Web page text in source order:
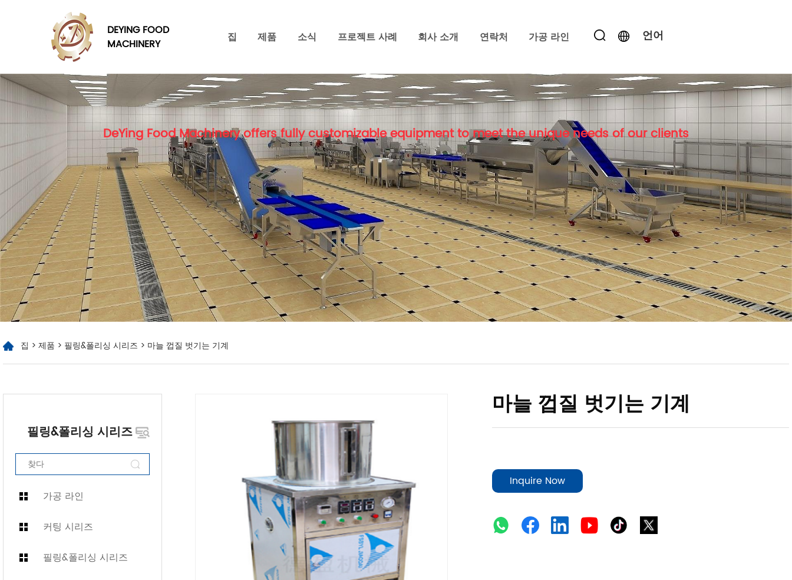
DEYING FOOD
MACHINERY
집 제품 소식 프로젝트 사례 회사 소개 연락처 가공 라인 언어
DeYing Food Machinery offers fully customizable equipment to meet the unique needs of our clients
집 > 제품 > 필링&폴리싱 시리즈 > 마늘 껍질 벗기는 기계
필링&폴리싱 시리즈
가공 라인
커팅 시리즈
필링&폴리싱 시리즈
마늘 껍질 벗기는 기계
Inquire Now